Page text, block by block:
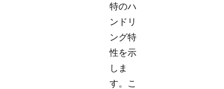
特のハ
ンドリ
ング特
性を示
しま
す。こ